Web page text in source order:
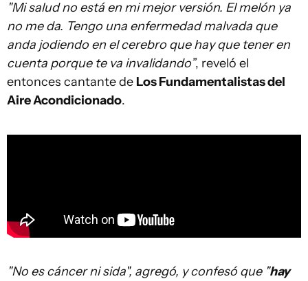
"Mi salud no está en mi mejor versión. El melón ya
no me da. Tengo una enfermedad malvada que
anda jodiendo en el cerebro que hay que tener en
cuenta porque te va invalidando”, reveló el
entonces cantante de Los Fundamentalistas del
Aire Acondicionado.
"No es cáncer ni sida", agregó, y confesó que "hay